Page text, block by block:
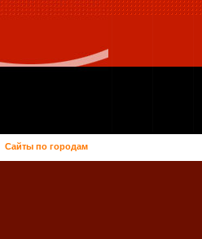
Сайты по городам